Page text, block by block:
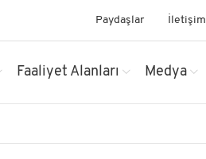
Paydaşlar İletişim
Faaliyet Alanları Medya